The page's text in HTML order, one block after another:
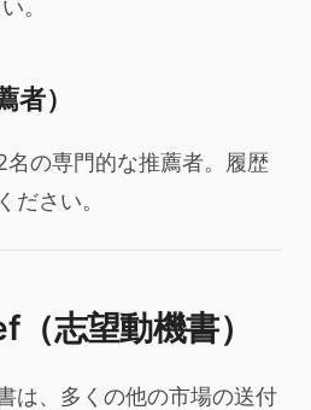
。
）
の専門的な推薦者。履歴
ださい。
志望動機書）
は、多くの他の市場の送付